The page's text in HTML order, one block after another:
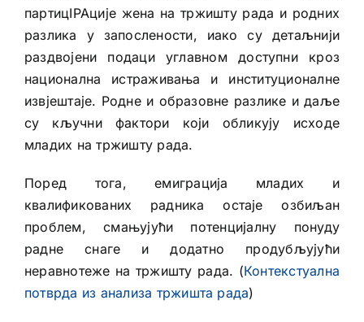
партицIPAције жена на тржишту рада и родних
разлика у запослености, иако су детаљнији
раздвојени подаци углавном доступни кроз
национална истраживања и институционалне
извјештаје. Родне и образовне разлике и даље
су кључни фактори који обликују исходе
младих на тржишту рада.
Поред тога, емиграција младих и
квалификованих радника остаје озбиљан
проблем, смањујући потенцијалну понуду
радне снаге и додатно продубљујући
неравнотеже на тржишту рада. (Контекстуална
потврда из анализа тржишта рада)